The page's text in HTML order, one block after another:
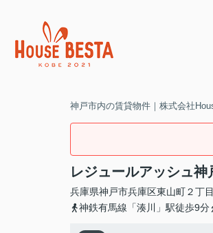
神戸市内の賃貸物件｜株式会社
レジュールアッシュ
兵庫県神戸市兵庫区東山町２丁目
神鉄有馬線「湊川」駅徒歩9分